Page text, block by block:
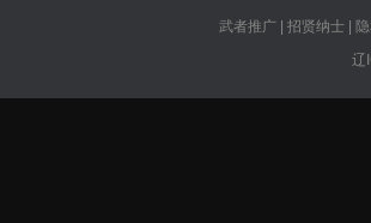
武者推广| 招贤纳士|
辽